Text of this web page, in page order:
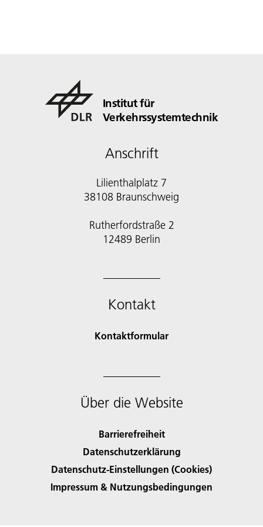
Institut für
Verkehrssystemtechnik
Anschrift
Lilienthalplatz 7
38108 Braunschweig
Rutherfordstraße 2
12489 Berlin
Kontakt
Kontaktformular
Über die Website
Barrierefreiheit
Datenschutzerklärung
Datenschutz-Einstellungen (Cookies)
Impressum & Nutzungsbedingungen